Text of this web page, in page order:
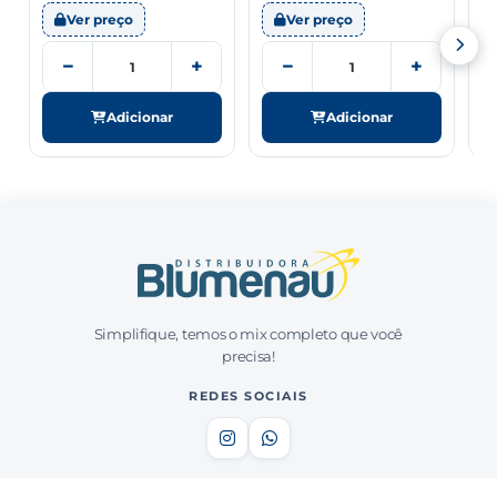
Ver preço
− +
Adicionar
Ver preço
− +
Adicionar
Simplifique, temos o mix completo que você
precisa!
REDES SOCIAIS